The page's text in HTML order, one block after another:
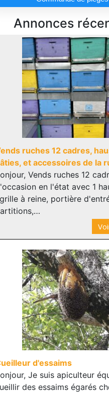
Annonces
ruches 12 cadres,
et accessoires de la
Vends ruches 12
en l'état avec 1
à reine, portière
d'essaims
Je suis apiculteur
des essaims égarés